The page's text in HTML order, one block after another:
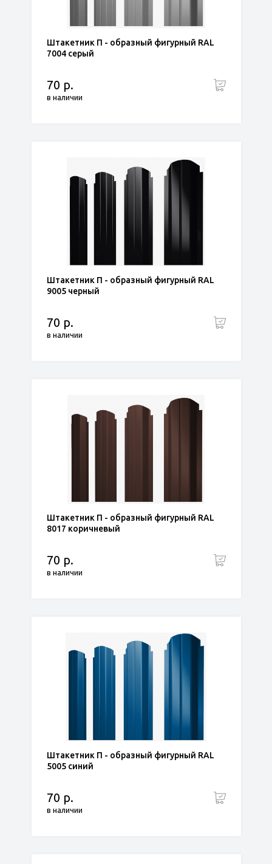
Штакетник П - образный фигурный RAL
7004 серый
70 р.
в наличии
Штакетник П - образный фигурный RAL
9005 черный
70 р.
в наличии
Штакетник П - образный фигурный RAL
8017 коричневый
70 р.
в наличии
Штакетник П - образный фигурный RAL
5005 синий
70 р.
в наличии